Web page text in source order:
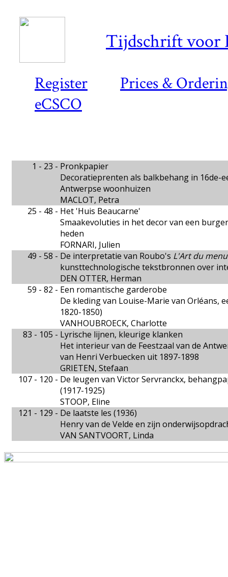
Register
Prices &
eCSCO
Tijdschrift voor
1 - 23 - Pronkpapier
Decoratieprenten als balkbehang in 16de-
Antwerpse woonhuizen
MACLOT, Petra
25 - 48 - Het 'Huis Beaucarne'
Smaakevoluties in het decor van een
heden
FORNARI, Julien
49 - 58 - De interpretatie van Roubo's L'Art du
kunsttechnologische tekstbronnen over
DEN OTTER, Herman
59 - 82 - Een romantische garderobe
De kleding van Louise-Marie van Orléans,
1820-1850)
VANHOUBROECK, Charlotte
83 - 105 - Lyrische lijnen, kleurige klanken
Het interieur van de Feestzaal van de
van Henri Verbuecken uit 1897-1898
GRIETEN, Stefaan
107 - 120 - De leugen van Victor Servranckx,
(1917-1925)
STOOP, Eline
121 - 129 - De laatste les (1936)
Henry van de Velde en zijn
VAN SANTVOORT, Linda